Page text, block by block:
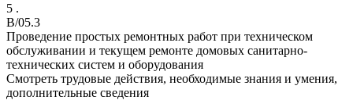
5 .
B/05.3
Проведение простых ремонтных работ при техническом
обслуживании и текущем ремонте домовых санитарно-
технических систем и оборудования
Смотреть трудовые действия, необходимые знания и умения,
дополнительные сведения